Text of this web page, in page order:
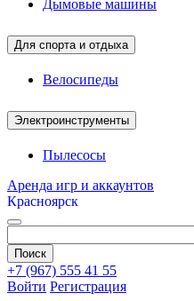
Дымовые машины
Для спорта и отдыха
Велосипеды
Электроинструменты
Пылесосы
Аренда игр и аккаунтов
Красноярск
+7 (967) 555 41 55
Войти Регистрация